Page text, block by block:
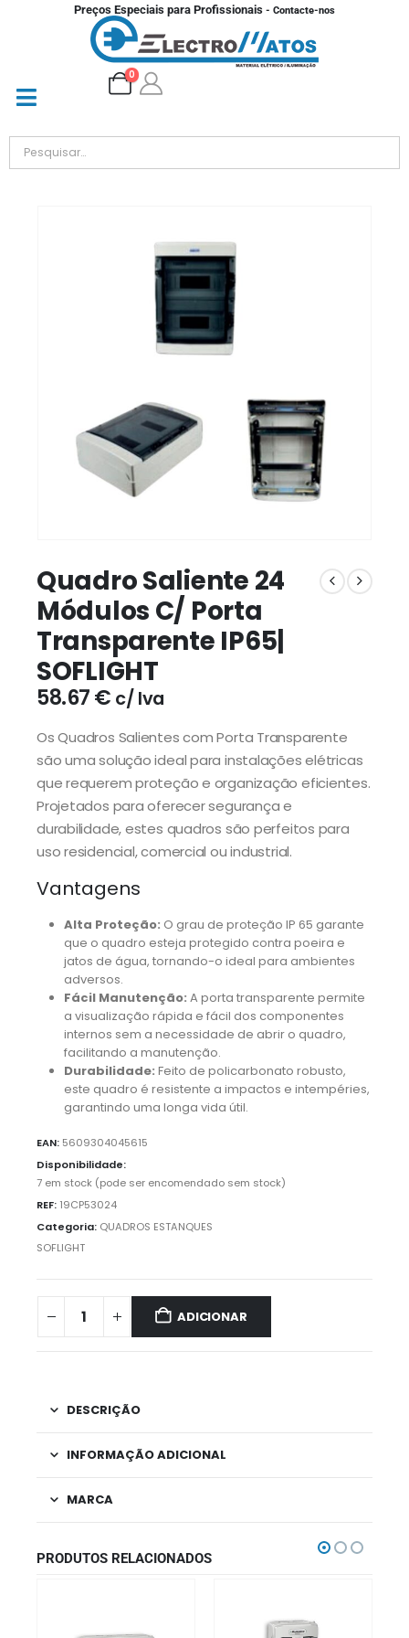
Preços Especiais para Profissionais - Contacte-nos
0
Quadro Saliente 24
Módulos C/ Porta
Transparente IP65|
SOFLIGHT
58.67€ c/ Iva
Os Quadros Salientes com Porta Transparente
são uma solução ideal para instalações elétricas
que requerem proteção e organização eficientes.
Projetados para oferecer segurança e
durabilidade, estes quadros são perfeitos para
uso residencial, comercial ou industrial.
Vantagens
Alta Proteção: O grau de proteção IP 65 garante
que o quadro esteja protegido contra poeira e
jatos de água, tornando-o ideal para ambientes
adversos.
Fácil Manutenção: A porta transparente permite
a visualização rápida e fácil dos componentes
internos sem a necessidade de abrir o quadro,
facilitando a manutenção.
Durabilidade: Feito de policarbonato robusto,
este quadro é resistente a impactos e intempéries,
garantindo uma longa vida útil.
EAN: 5609304045615
Disponibilidade:
7 em stock (pode ser encomendado sem stock)
REF: 19CP53024
Categoria: QUADROS ESTANQUES
SOFLIGHT
ADICIONAR
DESCRIÇÃO
INFORMAÇÃO ADICIONAL
MARCA
PRODUTOS RELACIONADOS